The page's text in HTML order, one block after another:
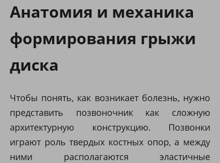
Анатомия и механика
формирования грыжи
диска
Чтобы понять, как возникает болезнь, нужно
представить позвоночник как сложную
архитектурную конструкцию. Позвонки
играют роль твердых костных опор, а между
ними располагаются эластичные